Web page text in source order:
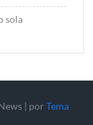
sola
| por Tema